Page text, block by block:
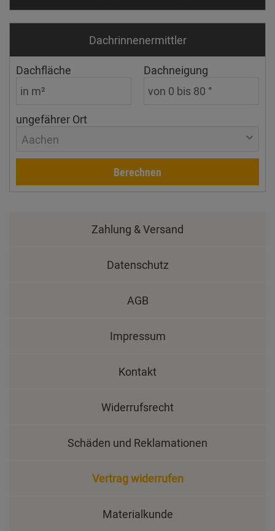
Dachrinnen­ermittler
Dachfläche Dachneigung
ungefährer Ort
Aachen
Berechnen
Zahlung & Versand
Datenschutz
AGB
Impressum
Kontakt
Widerrufsrecht
Schäden und Reklamationen
Vertrag widerrufen
Materialkunde